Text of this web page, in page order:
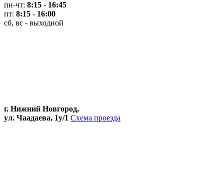
пн-чт: 8:15 - 16:45
пт: 8:15 - 16:00
сб, вс - выходной
г. Нижний Новгород,
ул. Чаадаева, 1у/1 Схема проезда